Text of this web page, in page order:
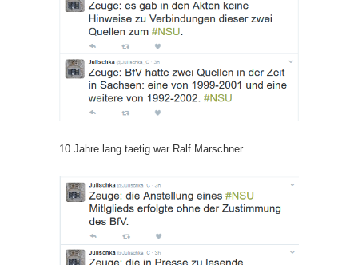
10 Jahre lang taetig war Ralf Marschner.